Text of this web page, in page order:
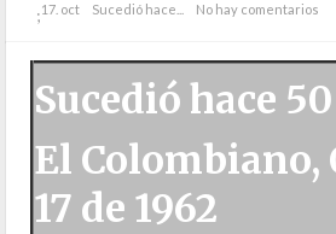
;17. oct Sucedió hace... No hay comentarios
Sucedió hace
El Colombiano,
17 de 1962